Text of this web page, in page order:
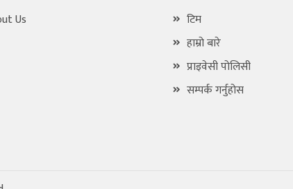
Us
टिम
हाम्रो बारे
प्राइवेसी पोलिसी
सम्पर्क गर्नुहोस